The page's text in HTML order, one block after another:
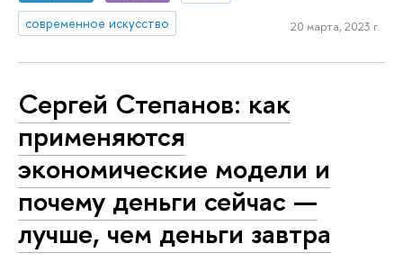
современное искусство
20 марта, 2023 г.
Сергей Степанов: как
применяются
экономические модели и
почему деньги сейчас —
лучше, чем деньги завтра